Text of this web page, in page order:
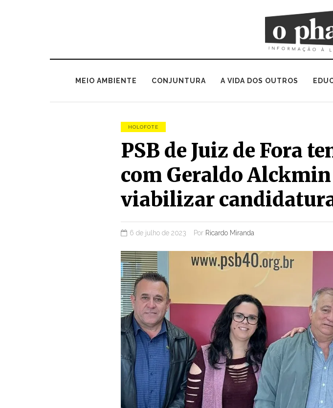
MEIO AMBIENTE CONJUNTURA A VIDA DOS OUTROS
HOLOFOTE
PSB de Juiz de Fora
com Geraldo
viabilizar
6 de julho de 2023 Por Ricardo Miranda